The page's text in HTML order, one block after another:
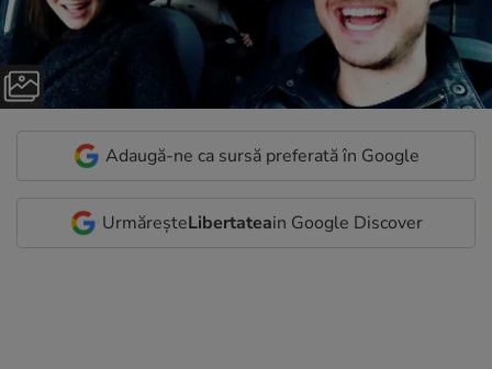
Adaugă-ne ca sursă preferată în Google
UrmăreșteLibertateain Google Discover